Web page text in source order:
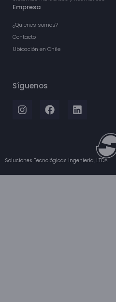
Empresa
¿Quienes somos?
Contacto
Ubicación en Chile
Síguenos
Soluciones Tecnológicas Ingeniería, LTDA